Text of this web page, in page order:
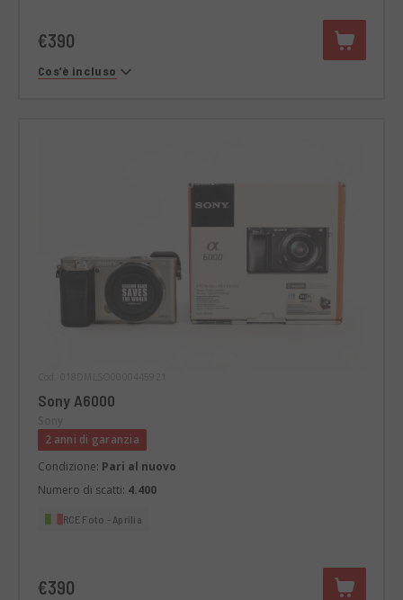
€390
Cos’è incluso
Sony A6000
2 anni di garanzia
Condizione: Pari al nuovo
Numero di scatti: 4.400
RCE Foto - Aprilia
€390